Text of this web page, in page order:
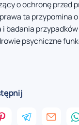
o ochronę przed
ta przypomina
badania
psychiczne